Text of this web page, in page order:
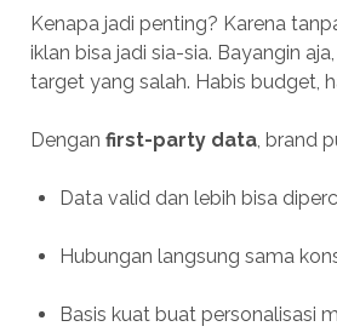
Kenapa jadi penting? Karena
iklan bisa jadi sia-sia. Bayangin
target yang salah. Habis budget,
Dengan first-party data, brand
Data valid dan lebih bisa
Hubungan langsung sama
Basis kuat buat personalisasi